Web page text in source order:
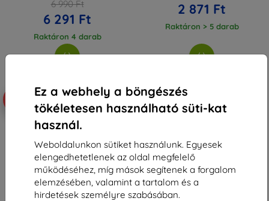
Ez a webhely a böngészés
tökéletesen használható süti-kat
használ.
Weboldalunkon sütiket használunk. Egyesek
elengedhetetlenek az oldal megfelelő
működéséhez, míg mások segítenek a forgalom
elemzésében, valamint a tartalom és a
hirdetések személyre szabásában.
6 990 Ft
6 291 Ft
Raktáron 4 darab
2 871 Ft
Raktáron > 5 darab